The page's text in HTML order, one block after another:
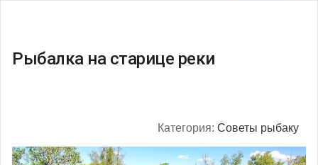
Рыбалка на старице реки
Категория: Советы рыбаку